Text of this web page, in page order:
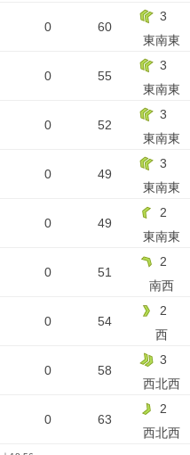
0 60
3
東南東
0 55
3
東南東
0 52
3
東南東
0 49
3
東南東
0 49
2
東南東
0 51
2
南西
0 54
2
西
0 58
3
西北西
0 63
2
西北西